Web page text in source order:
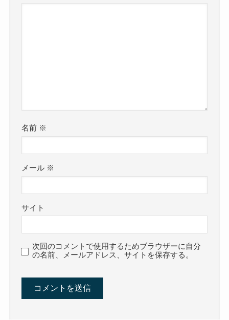
名前 ※
メール ※
サイト
次回のコメントで使用するためブラウザーに自分
の名前、メールアドレス、サイトを保存する。